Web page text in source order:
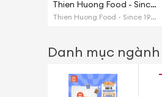
Thien Huong Food - Since 1964
Thien Huong Food - Since 1964
Danh mục